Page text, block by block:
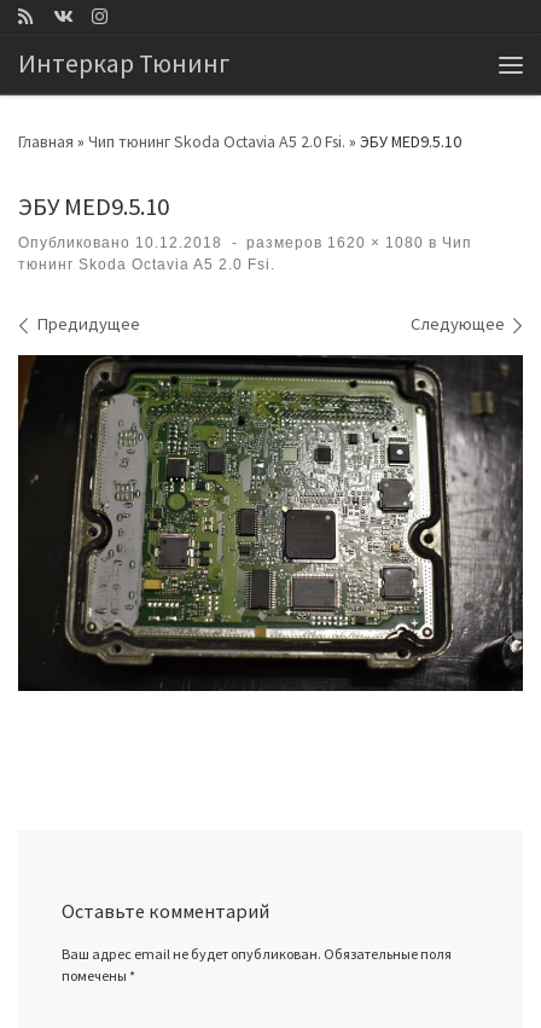
Интеркар Тюнинг
Главная » Чип тюнинг Skoda Octavia A5 2.0 Fsi. » ЭБУ MED9.5.10
ЭБУ MED9.5.10
Опубликовано 10.12.2018 - размеров 1620 × 1080 в Чип
тюнинг Skoda Octavia A5 2.0 Fsi.
Навигация по изображениям
Предидущее Следующее
Оставьте комментарий
Ваш адрес email не будет опубликован. Обязательные поля
помечены*